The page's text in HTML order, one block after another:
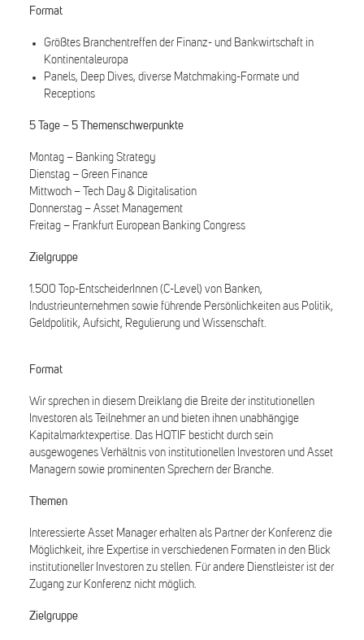
Format
Größtes Branchentreffen der Finanz- und Bankwirtschaft in
Kontinentaleuropa
Panels, Deep Dives, diverse Matchmaking-Formate und
Receptions
5 Tage – 5 Themenschwerpunkte
Montag – Banking Strategy
Dienstag – Green Finance
Mittwoch – Tech Day & Digitalisation
Donnerstag – Asset Management
Freitag – Frankfurt European Banking Congress
Zielgruppe
1.500 Top-EntscheiderInnen (C-Level) von Banken,
Industrieunternehmen sowie führende Persönlichkeiten aus Politik,
Geldpolitik, Aufsicht, Regulierung und Wissenschaft.
Format
Wir sprechen in diesem Dreiklang die Breite der institutionellen
Investoren als Teilnehmer an und bieten ihnen unabhängige
Kapitalmarktexpertise. Das HQTIF besticht durch sein
ausgewogenes Verhältnis von institutionellen Investoren und Asset
Managern sowie prominenten Sprechern der Branche.
Themen
Interessierte Asset Manager erhalten als Partner der Konferenz die
Möglichkeit, ihre Expertise in verschiedenen Formaten in den Blick
institutioneller Investoren zu stellen. Für andere Dienstleister ist der
Zugang zur Konferenz nicht möglich.
Zielgruppe